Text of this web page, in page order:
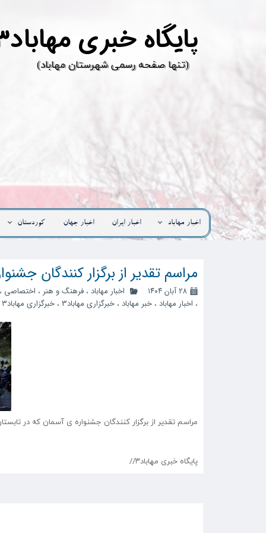
پ
​(تنها صفحه رسمی شهرستان مهاباد)
اخبار مهاباد اخبار ایران اخبار جهان کوردستان
مراسم تقدیر از برگزار کنندگان
۲۸ آبان ۱۴۰۴ اخبار مهاباد ،فرهنگ و هنر ، اختصاصی
، اخبار مهاباد ،خبر مهاباد ،خبرگزاری مهاباد3 ،خبرگزاری مهاباد۳
مراسم تقدیر از برگزار کنندگان جشنواره ی آسمان که در
پایگاه خبری مهاباد۳//